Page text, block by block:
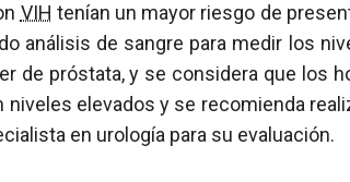
VIH tenían un mayor riesgo de
análisis de sangre para medir los
de próstata, y se considera que los
niveles elevados y se recomienda
en urología para su evaluación.